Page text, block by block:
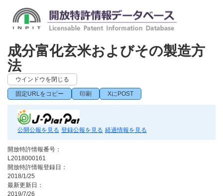
成分富化玄米およびその製造方
法
ウインドウを閉じる
固定URLをコピー 印刷 XにPOST
公開公報を見る 登録公報を見る 経過情報を見る
開放特許情報番号：
L2018000161
開放特許情報登録日：
2018/1/25
最新更新日：
2019/7/26